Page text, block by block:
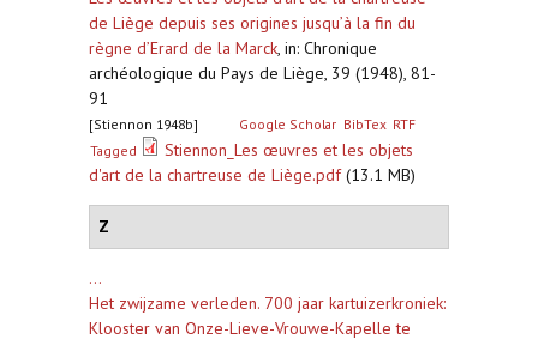
de Liège depuis ses origines jusqu’à la fin du
règne d’Erard de la Marck, in: Chronique
archéologique du Pays de Liège, 39 (1948), 81-
91
[Stiennon 1948b] Google Scholar BibTex RTF
Tagged
Stiennon_Les œuvres et les objets
d'art de la chartreuse de Liège.pdf(13.1 MB)
Z
...
Het zwijzame verleden. 700 jaar kartuizerkroniek:
Klooster van Onze-Lieve-Vrouwe-Kapelle te